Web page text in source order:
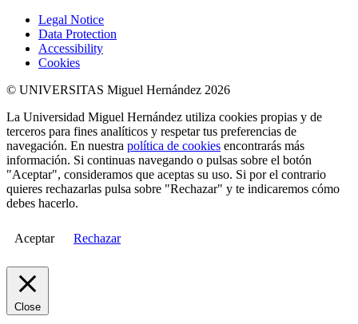
Legal Notice
Data Protection
Accessibility
Cookies
© UNIVERSITAS Miguel Hernández 2026
La Universidad Miguel Hernández utiliza cookies propias y de
terceros para fines analíticos y respetar tus preferencias de
navegación. En nuestra política de cookies encontrarás más
información. Si continuas navegando o pulsas sobre el botón
"Aceptar", consideramos que aceptas su uso. Si por el contrario
quieres rechazarlas pulsa sobre "Rechazar" y te indicaremos cómo
debes hacerlo.
Aceptar Rechazar
Close